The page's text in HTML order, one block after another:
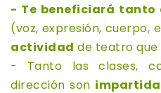
- Te beneficiará
(voz, expresión, cuerpo,
actividad de teatro que
- Tanto las clases,
dirección son